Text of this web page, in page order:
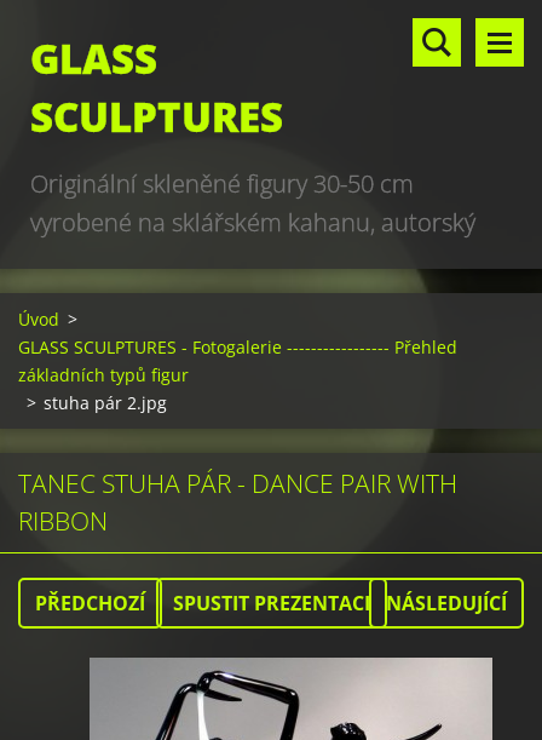
GLASS
SCULPTURES
Originální skleněné figury 30-50 cm
vyrobené na sklářském kahanu, autorský
design, hand made, art glass sculptures,
world unique production
Úvod >
GLASS SCULPTURES - Fotogalerie ----------------- Přehled
základních typů figur
> stuha pár 2.jpg
TANEC STUHA PÁR - DANCE PAIR WITH
RIBBON
PŘEDCHOZÍ SPUSTIT PREZENTACI NÁSLEDUJÍCÍ